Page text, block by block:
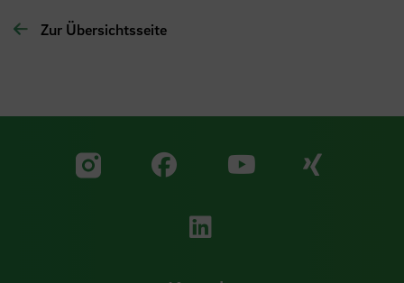
Zur Übersichtsseite
Zu unserer Facebook
Zu
Zu unserer